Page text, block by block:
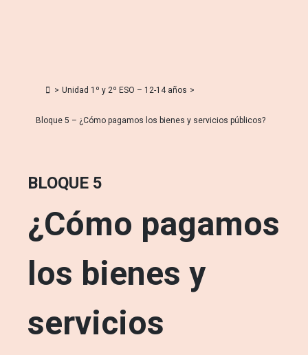
> Unidad 1º y 2º ESO – 12-14 años >
Bloque 5 – ¿Cómo pagamos los bienes y servicios públicos?
BLOQUE 5
¿Cómo pagamos
los bienes y
servicios